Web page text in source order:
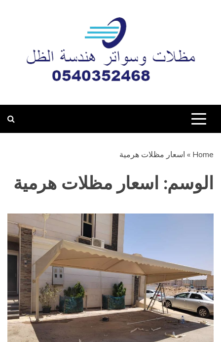
مظلات وسواتر هندسة
Home
» اسعار مظلات هرمية
الوسم: اسعار مظلات هرمية